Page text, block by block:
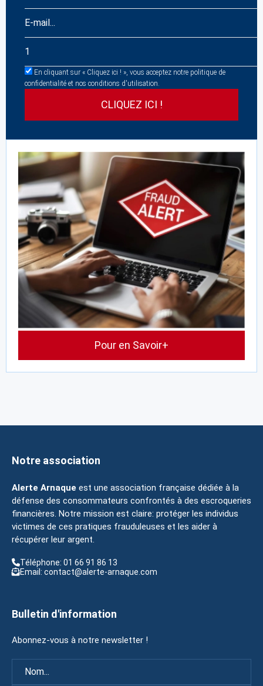
En cliquant sur « Cliquez ici ! », vous acceptez notre politique de
confidentialité et nos conditions d'utilisation.
Pour en Savoir+
Notre association
Alerte Arnaque est une association française dédiée à la
défense des consommateurs confrontés à des escroqueries
financières. Notre mission est claire: protéger les individus
victimes de ces pratiques frauduleuses et les aider à
récupérer leur argent.
Téléphone: 01 66 91 86 13
Email: contact@alerte-arnaque.com
Bulletin d'information
Abonnez-vous à notre newsletter !